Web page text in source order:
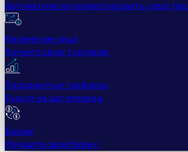
Автоматически конвертировать средства.
Физические лица
Начните свою торговлю
Продвинутые трейдеры
Будьте на шаг впереди.
Биржи
Улучшите свою биржу.